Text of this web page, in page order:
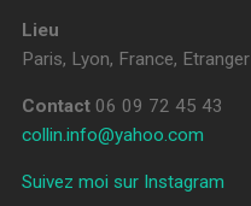
Lieu
Paris, Lyon, France, Etranger
Contact 06 09 72 45 43
collin.info@yahoo.com
Suivez moi sur Instagram